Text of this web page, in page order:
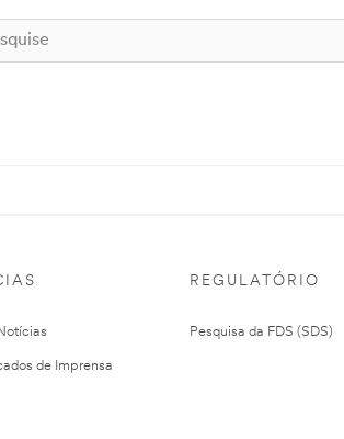
de Imprensa
REGULATÓRIO
Pesquisa da FDS (SDS)